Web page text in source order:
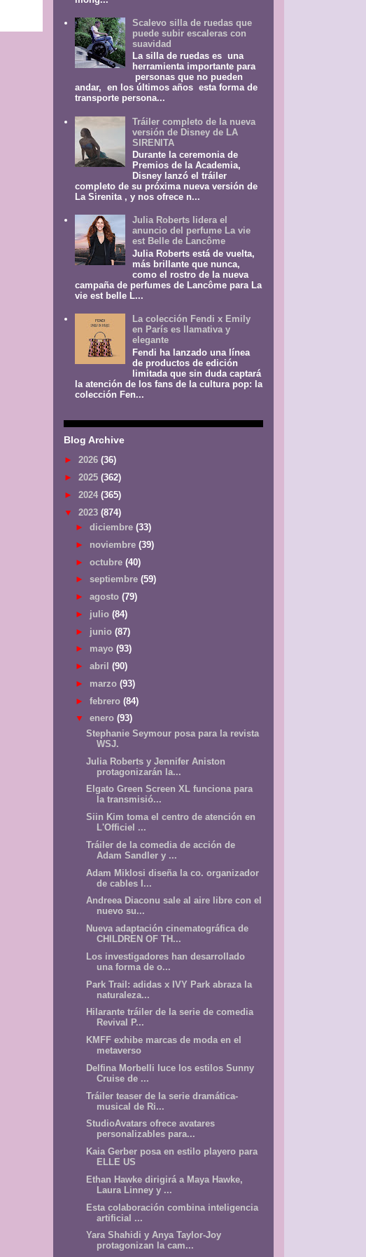
Scalevo silla de ruedas que
puede subir escaleras con
suavidad
La silla de ruedas es una
herramienta importante para
personas que no pueden
andar, en los últimos años esta forma de
transporte persona...
Tráiler completo de la nueva
versión de Disney de LA
SIRENITA
Durante la ceremonia de
Premios de la Academia,
Disney lanzó el tráiler
completo de su próxima nueva versión de
La Sirenita , y nos ofrece n...
Julia Roberts lidera el
anuncio del perfume La vie
est Belle de Lancôme
Julia Roberts está de vuelta,
más brillante que nunca,
como el rostro de la nueva
campaña de perfumes de Lancôme para La
vie est belle L...
La colección Fendi x Emily
en París es llamativa y
elegante
Fendi ha lanzado una línea
de productos de edición
limitada que sin duda captará
la atención de los fans de la cultura pop: la
colección Fen...
Blog Archive
► 2026 (36)
► 2025 (362)
► 2024 (365)
▼ 2023 (874)
► diciembre (33)
► noviembre (39)
► octubre (40)
► septiembre (59)
► agosto (79)
► julio (84)
► junio (87)
► mayo (93)
► abril (90)
► marzo (93)
► febrero (84)
▼ enero (93)
Stephanie Seymour posa para la revista
WSJ.
Julia Roberts y Jennifer Aniston
protagonizarán la...
Elgato Green Screen XL funciona para
la transmisió...
Siin Kim toma el centro de atención en
L'Officiel ...
Tráiler de la comedia de acción de
Adam Sandler y ...
Adam Miklosi diseña la co. organizador
de cables I...
Andreea Diaconu sale al aire libre con el
nuevo su...
Nueva adaptación cinematográfica de
CHILDREN OF TH...
Los investigadores han desarrollado
una forma de o...
Park Trail: adidas x IVY Park abraza la
naturaleza...
Hilarante tráiler de la serie de comedia
Revival P...
KMFF exhibe marcas de moda en el
metaverso
Delfina Morbelli luce los estilos Sunny
Cruise de ...
Tráiler teaser de la serie dramática-
musical de Ri...
StudioAvatars ofrece avatares
personalizables para...
Kaia Gerber posa en estilo playero para
ELLE US
Ethan Hawke dirigirá a Maya Hawke,
Laura Linney y ...
Esta colaboración combina inteligencia
artificial ...
Yara Shahidi y Anya Taylor-Joy
protagonizan la cam...